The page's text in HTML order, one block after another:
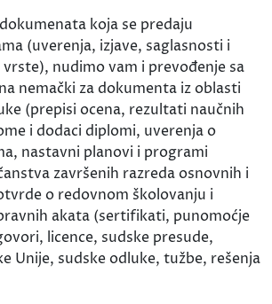
koja se predaju
(uverenja, izjave, saglasnosti i
nudimo vam i prevođenje sa
nemački za dokumenta iz oblasti
(prepisi ocena, rezultati naučnih
i dodaci diplomi, uverenja o
nastavni planovi i programi
završenih razreda osnovnih i
o redovnom školovanju i
akata (sertifikati, punomoćje
licence, sudske presude,
Unije, sudske odluke, tužbe, rešenja